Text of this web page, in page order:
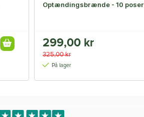
Optændingsbrænde - 10 poser
299,00 kr
325,00 kr
På lager